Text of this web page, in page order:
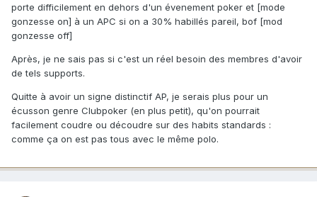
porte difficilement en dehors d'un évenement poker et [mode
gonzesse on] à un APC si on a 30% habillés pareil, bof [mod
gonzesse off]
Après, je ne sais pas si c'est un réel besoin des membres d'avoir
de tels supports.
Quitte à avoir un signe distinctif AP, je serais plus pour un
écusson genre Clubpoker (en plus petit), qu'on pourrait
facilement coudre ou découdre sur des habits standards :
comme ça on est pas tous avec le même polo.